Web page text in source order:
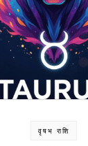
वृषभ राशि